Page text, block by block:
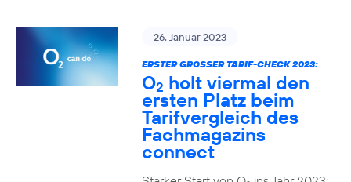
26. Januar 2023
ERSTER GROSSER TARIF-CHECK 2023:
O2 holt viermal den
ersten Platz beim
Tarifvergleich des
Fachmagazins
connect